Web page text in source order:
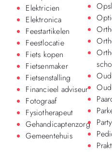
Elektricien
Elektronica
Feestartikelen
Feestlocatie
Fiets kopen
Fietsenmaker
Fietsenstalling
Financieel adviseur
Fotograaf
Fysiotherapeut
Gehandicaptenzorg
Gemeentehuis